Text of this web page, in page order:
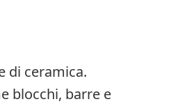
di ceramica.
blocchi, barre e